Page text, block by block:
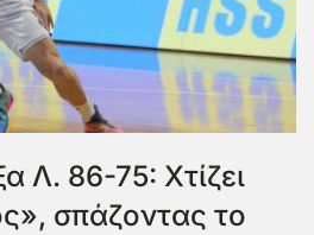
Λ. 86-75: Χτίζει
σπάζοντας το